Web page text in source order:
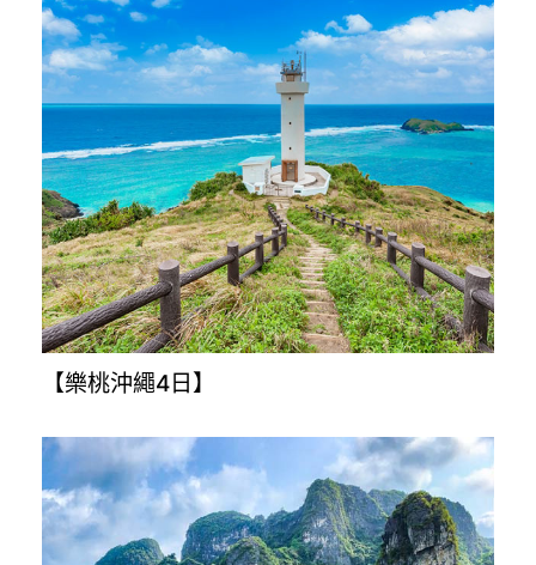
【星悅九州5+1日】